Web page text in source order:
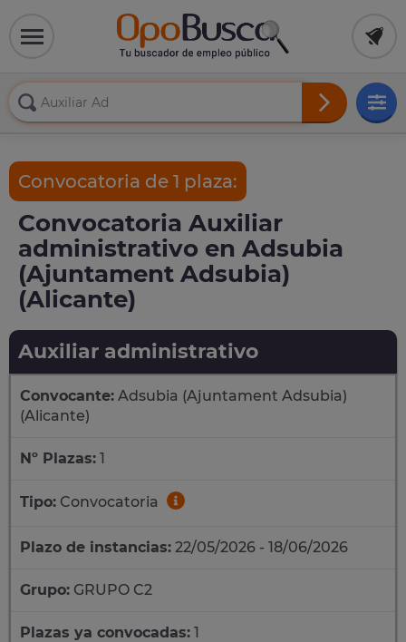
Convocatoria de 1 plaza:
Convocatoria Auxiliar
administrativo en Adsubia
(Ajuntament Adsubia)
(Alicante)
Auxiliar administrativo
Convocante: Adsubia (Ajuntament Adsubia)
(Alicante)
Nº Plazas: 1
Tipo: Convocatoria
Plazo de instancias: 22/05/2026 - 18/06/2026
Grupo: GRUPO C2
Plazas ya convocadas: 1